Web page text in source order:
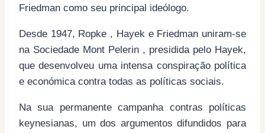
Friedman como seu principal ideólogo.
Desde 1947, Ropke , Hayek e Friedman uniram-se
na Sociedade Mont Pelerin , presidida pelo Hayek,
que desenvolveu uma intensa conspiração política
e económica contra todas as políticas sociais.
Na sua permanente campanha contras políticas
keynesianas, um dos argumentos difundidos para